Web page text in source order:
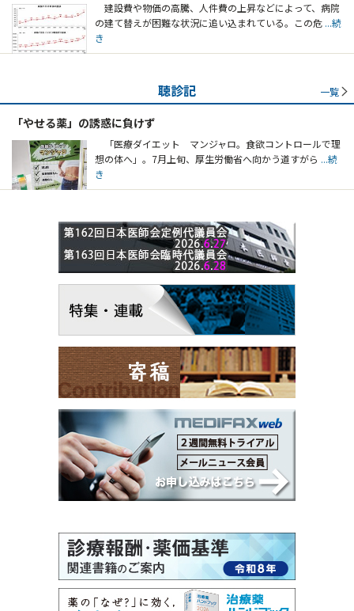
建設費や物価の高騰、人件費の上昇などによって、病院
の建て替えが困難な状況に追い込まれている。この危 ...続
き
聴診記 一覧
「やせる薬」の誘惑に負けず
「医療ダイエット マンジャロ。食欲コントロールで理
想の体へ」。7月上旬、厚生労働省へ向かう道すがら ...続
き